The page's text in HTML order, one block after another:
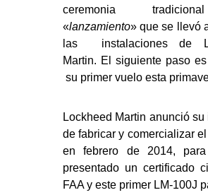
ceremonia
«lanzamiento» que se llevó
las instalaciones de
Martin. El siguiente paso
su primer vuelo esta
Lockheed Martin anunció su
de fabricar y comercializar
en febrero de 2014,
presentado un certificado
FAA y este primer LM-100J